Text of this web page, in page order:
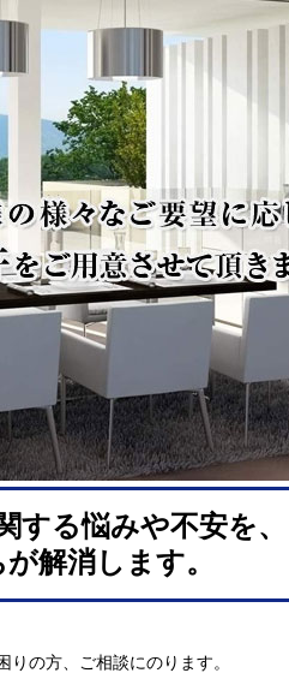
する悩みや不安を、
解消します。
の方、ご相談にのります。